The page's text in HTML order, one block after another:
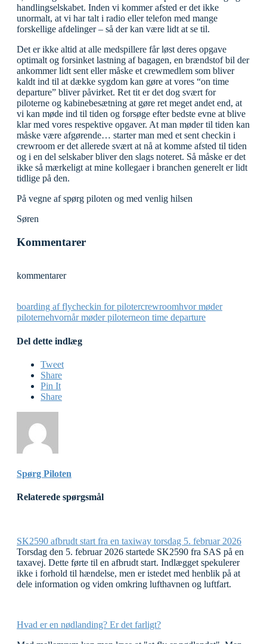
handlingselskabet. Inden vi kommer afsted er det ikke
unormalt, at vi har talt i radio eller telefon med mange
forskellige afdelinger – så der kan være lidt at se til.
Det er ikke altid at alle medspillere får løst deres opgave
optimalt og forsinket lastning af bagagen, en brændstof bil der
ankommer lidt sent eller måske et crewmedlem som bliver
kaldt ind til at dække sygdom kan gøre at vores “on time
departure” bliver påvirket. Ret tit er det dog svært for
piloterne og kabinebesætning at gøre ret meget andet end, at
vi kan møde ind til tiden og forsøge efter bedste evne at blive
klar med vores respektive opgaver. At man møder til tiden kan
måske være afgørende… starter man med et sent checkin i
crewroom er det allerede svært at nå at komme afsted til tiden
og i en del selskaber bliver den slags noteret. Så måske er det
ikke så mærkeligt at mine kollegaer i branchen generelt er lidt
tidlige på den.
På vegne af spørg piloten og med venlig hilsen
Søren
Kommentarer
kommentarer
boarding af flycheckin for pilotercrewroomhvor møder
piloternehvornår møder piloterneon time departure
Del dette indlæg
Tweet
Share
Pin It
Share
Spørg Piloten
Relaterede spørgsmål
SK2590 afbrudt start fra en taxiway torsdag 5. februar 2026
Torsdag den 5. februar 2026 startede SK2590 fra SAS på en
taxavej. Dette førte til en afbrudt start. Indlægget spekulerer
ikke i forhold til hændelse, men er istedet med henblik på at
dele information og viden omkring lufthavnen og luftfart.
Hvad er en nødlanding? Er det farligt?